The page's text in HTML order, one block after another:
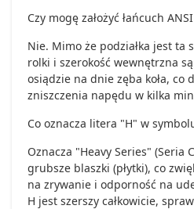
Czy mogę założyć łańcuch
Nie. Mimo że podziałka jest ta
rolki i szerokość wewnętrzna
osiądzie na dnie zęba koła, co
zniszczenia napędu w kilka
Co oznacza litera "H" w
Oznacza "Heavy Series" (Seria
grubsze blaszki (płytki), co
na zrywanie i odporność na
H jest szerszy całkowicie,